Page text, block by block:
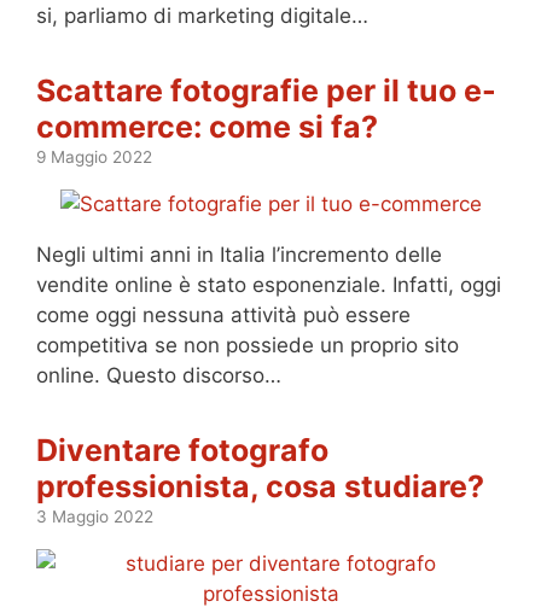
si, parliamo di marketing digitale…
Scattare fotografie per il tuo e-
commerce: come si fa?
9 Maggio 2022
Negli ultimi anni in Italia l’incremento delle
vendite online è stato esponenziale. Infatti, oggi
come oggi nessuna attività può essere
competitiva se non possiede un proprio sito
online. Questo discorso…
Diventare fotografo
professionista, cosa studiare?
3 Maggio 2022